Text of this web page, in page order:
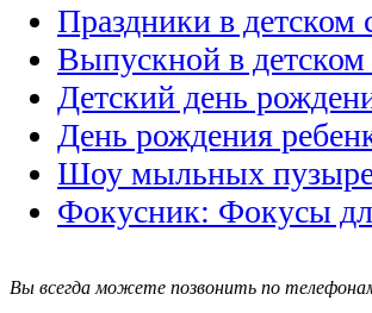
Праздники в детском
Выпускной в детском
Детский день
День рождения
Шоу мыльных
Фокусник: Фокусы
Вы всегда можете позвонить по